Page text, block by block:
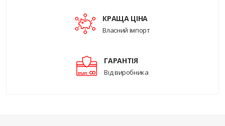
КРАЩА ЦІНА
Власний імпорт
ГАРАНТІЯ
Від виробника